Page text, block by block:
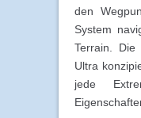
den
System
Terrain.
Ultra
jede